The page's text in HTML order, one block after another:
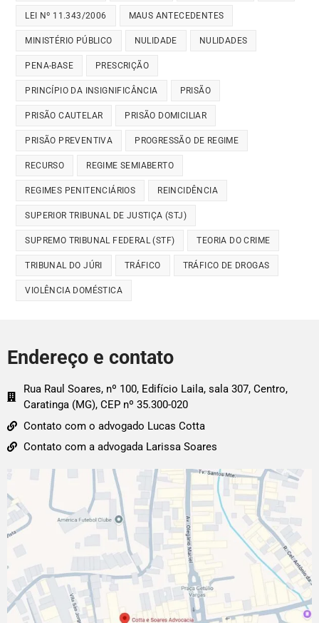
LEI Nº 11.343/2006 MAUS ANTECEDENTES
MINISTÉRIO PÚBLICO NULIDADE NULIDADES
PENA-BASE PRESCRIÇÃO
PRINCÍPIO DA INSIGNIFICÂNCIA PRISÃO
PRISÃO CAUTELAR PRISÃO DOMICILIAR
PRISÃO PREVENTIVA PROGRESSÃO DE REGIME
RECURSO REGIME SEMIABERTO
REGIMES PENITENCIÁRIOS REINCIDÊNCIA
SUPERIOR TRIBUNAL DE JUSTIÇA (STJ)
SUPREMO TRIBUNAL FEDERAL (STF) TEORIA DO CRIME
TRIBUNAL DO JÚRI TRÁFICO TRÁFICO DE DROGAS
VIOLÊNCIA DOMÉSTICA
Endereço e contato
Rua Raul Soares, nº 100, Edifício Laila, sala 307, Centro,
Caratinga (MG), CEP nº 35.300-020
Contato com o advogado Lucas Cotta
Contato com a advogada Larissa Soares